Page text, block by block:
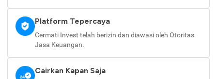
Platform Tepercaya
Cermati Invest telah berizin dan diawasi oleh Otoritas
Jasa Keuangan.
Cairkan Kapan Saja